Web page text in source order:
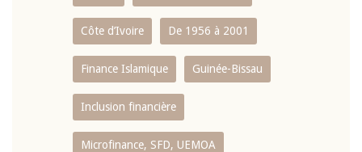
Côte d’Ivoire De 1956 à 2001
Finance Islamique Guinée-Bissau
Inclusion financière
Microfinance, SFD, UEMOA